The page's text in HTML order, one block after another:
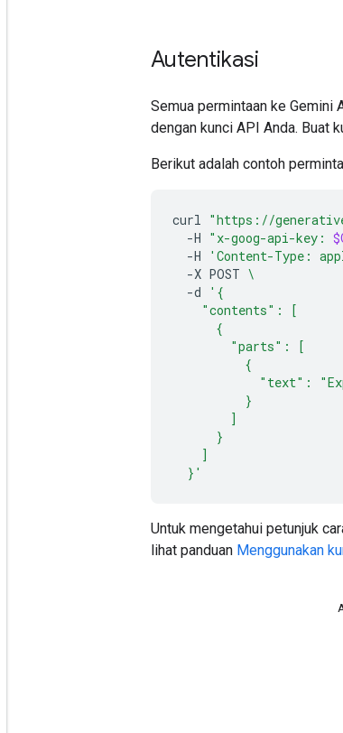
Autentikasi
Semua permintaan ke Gemini
dengan kunci API Anda. Buat
Berikut adalah contoh
curl "https://
-H "x-goog-api-key:
-H
'Content-Type:
-X POST \
-d
'{
    "contents": [
      {
        "parts": [
          {
"text":
          }
        ]
      }
    ]
  }'
Untuk mengetahui petunjuk
lihat panduan Menggunakan